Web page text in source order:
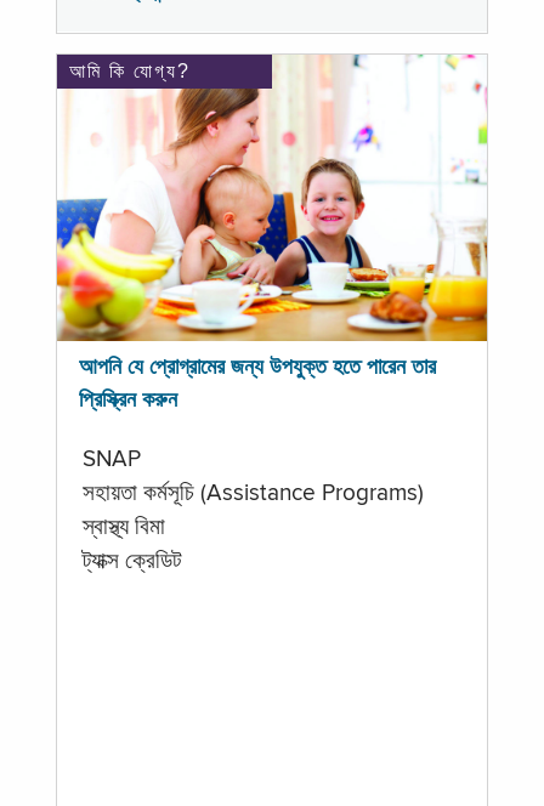
আমি কি যোগ্য?
আপনি যে প্রোগ্রামের জন্য উপযুক্ত হতে পারেন তার
প্রিস্ক্রিন করুন
SNAP
সহায়তা কর্মসূচি (Assistance Programs)
স্বাস্থ্য বিমা
ট্যাক্স ক্রেডিট